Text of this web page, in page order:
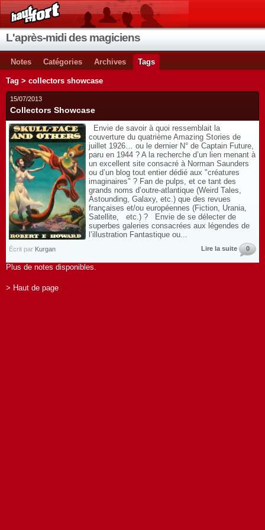
L'après-midi des magiciens
Notes Catégories Archives Tags
Tag > collectors showcase
15/07/2013
Collectors Showcase
Envie de savoir à quoi ressemblait la
couverture du quatrième Amazing Stories de
juillet 1926… ou le dernier N° de Captain Future,
paru en 1944 ? A la recherche d’un lien menant à
un excellent site consacré à Norman Saunders
ou d’un blog tout entier dédié aux "créatures
imaginaires" ? Fan de pulps, et ce tant des
grands noms d’outre-atlantique (Weird Tales,
Astounding, Galaxy, etc.) que des revues
françaises et/ou européennes (Fiction, Urania,
Satellite, etc.) ? Envie de se délecter de
superbes galeries consacrées aux légendes de
l’illustration Fantastique ou...
Écrit par Kurgan Lire la suite 0
Plus de notes disponibles.
> Haut de page